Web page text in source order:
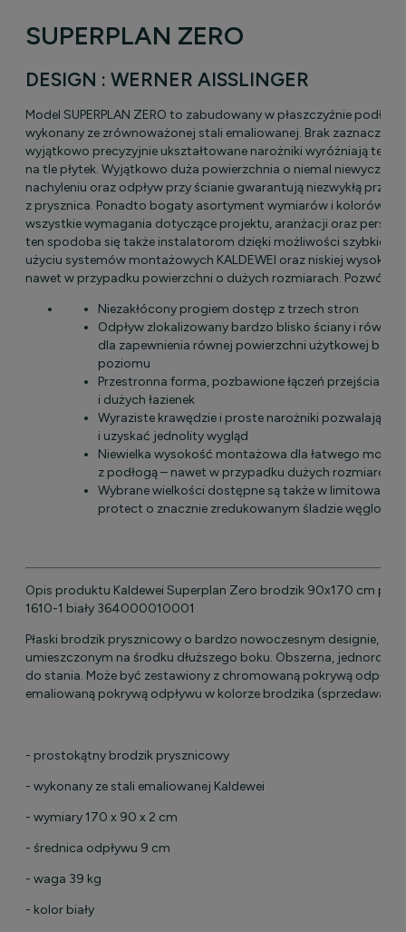
SUPERPLAN ZERO
DESIGN : WERNER AISSLINGER
Model SUPERPLAN ZERO to zabudowany w płaszczyźnie
wykonany ze zrównoważonej stali emaliowanej. Brak
wyjątkowo precyzyjnie ukształtowane narożniki wyróżniają ten
na tle płytek. Wyjątkowo duża powierzchnia o niemal
nachyleniu oraz odpływ przy ścianie gwarantują niezwykłą
z prysznica. Ponadto bogaty asortyment wymiarów i kolorów
wszystkie wymagania dotyczące projektu, aranżacji oraz
ten spodoba się także instalatorom dzięki możliwości szybkiej
użyciu systemów montażowych KALDEWEI oraz niskiej
nawet w przypadku powierzchni o dużych rozmiarach. Pozwól
Niezakłócony progiem dostęp z trzech stron
Odpływ zlokalizowany bardzo blisko ściany i
dla zapewnienia równej powierzchni użytkowej bez
poziomu
Przestronna forma, pozbawione łączeń przejścia –
i dużych łazienek
Wyraziste krawędzie i proste narożniki pozwalają
i uzyskać jednolity wygląd
Niewielka wysokość montażowa dla łatwego
z podłogą – nawet w przypadku dużych rozmiarów
Wybrane wielkości dostępne są także w limitowanej
protect o znacznie zredukowanym śladzie
Opis produktu Kaldewei Superplan Zero brodzik 90x170 cm
1610-1 biały 364000010001
Płaski brodzik prysznicowy o bardzo nowoczesnym designie, z
umieszczonym na środku dłuższego boku. Obszerna,
do stania. Może być zestawiony z chromowaną pokrywą
emaliowaną pokrywą odpływu w kolorze brodzika (sprzedawaną
- prostokątny brodzik prysznicowy
- wykonany ze stali emaliowanej Kaldewei
- wymiary 170 x 90 x 2 cm
- średnica odpływu 9 cm
- waga 39 kg
- kolor biały